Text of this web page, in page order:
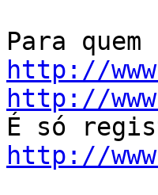
http://
http://
http://